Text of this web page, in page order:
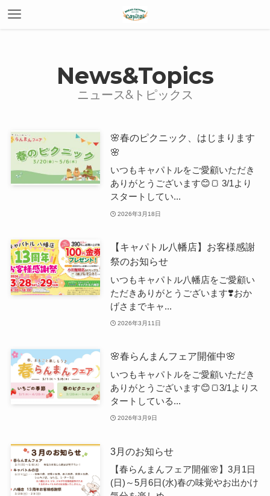
News&Topics
🌸春のピクニック、はじまります
🌸
いつもキャパトルをご愛顧いただき
ありがとうございます😊🍞 3/1より
スタートしてい...
2026年3月18日
【キャパトル八幡店】お客様感謝
祭のお知らせ
いつもキャパトル八幡店をご愛顧い
ただきありがとうございます❣️おか
げさまでキャ...
2026年3月11日
🌸春らんまんフェア開催中🌸
いつもキャパトルをご愛顧いただき
ありがとうございます😊🍞3/1よりス
タートしている...
2026年3月9日
3月のお知らせ
【春らんまんフェア開催🌸】3月1日
(日)～5月6日(水)春の味覚やお出かけ